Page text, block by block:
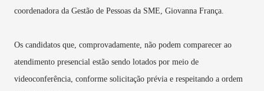
coordenadora da Gestão de Pessoas da SME, Giovanna França.
Os candidatos que, comprovadamente, não podem comparecer ao
atendimento presencial estão sendo lotados por meio de
videoconferência, conforme solicitação prévia e respeitando a ordem